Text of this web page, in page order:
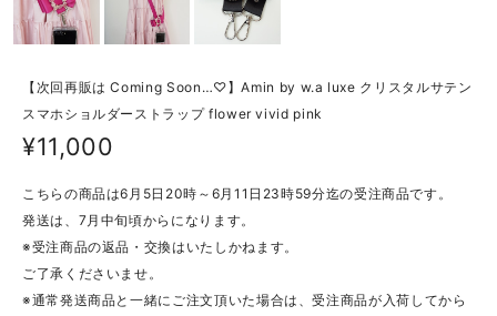
【次回再販は Coming Soon…♡】Amin by w.a luxe クリスタルサテン
スマホショルダーストラップ flower vivid pink
¥11,000
こちらの商品は6月5日20時～6月11日23時59分迄の受注商品です。
発送は、7月中旬頃からになります。
※受注商品の返品・交換はいたしかねます。
ご了承くださいませ。
※通常発送商品と一緒にご注文頂いた場合は、受注商品が入荷してから